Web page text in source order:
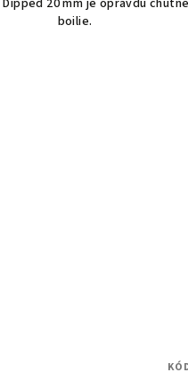
boilie.